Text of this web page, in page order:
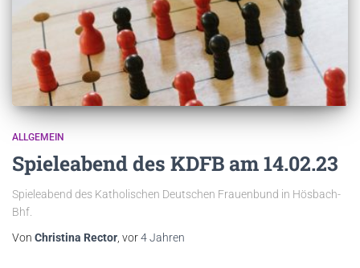
ALLGEMEIN
Spieleabend des KDFB am 14.02.23
Spieleabend des Katholischen Deutschen Frauenbund in Hösbach-
Bhf.
Von Christina Rector , vor4 Jahren